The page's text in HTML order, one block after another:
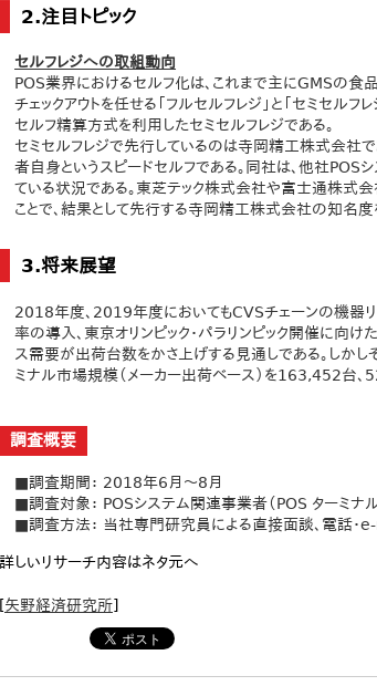
2.注目トピック
セルフレジへの取組動向
POS業界におけるセルフ化は、これまで主にGMSの食
チェックアウトを任せる「フルセルフレジ」と「セミセル
セルフ精算方式を利用したセミセルフレジである。
セミセルフレジで先行しているのは寺岡精工株式会社
者自身というスピードセルフである。同社は、他社POS
ている状況である。東芝テック株式会社や富士通株式
ことで、結果として先行する寺岡精工株式会社の知名度
3.将来展望
2018年度、2019年度においてもCVSチェーンの機器リ
率の導入、東京オリンピック・パラリンピック開催に向
ス需要が出荷台数をかさ上げする見通しである。しか
ミナル市場規模（メーカー出荷ベース）を163,452台、
調査概要
■調査期間： 2018年6月～8月
■調査対象： POSシステム関連事業者（POS ターミナル
■調査方法： 当社専門研究員による直接面談、電話・
詳しいリサーチ内容はネタ元へ
[矢野経済研究所]